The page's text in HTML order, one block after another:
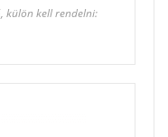
külön kell rendelni: